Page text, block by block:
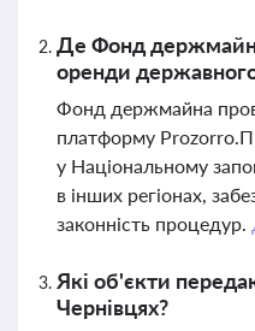
Де Фонд
оренди
Фонд держмайна
платформу
у Національному
в інших регіонах,
законність процедур.
Які об'єкти
Чернівцях?